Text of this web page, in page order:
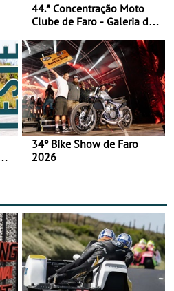
44.ª Concentração Moto
Clube de Faro - Galeria de
34º Bike Show de Faro
2026